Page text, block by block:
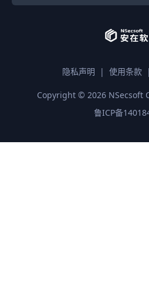
隐私声明 | 使用条款
Copyright © 2026NSecsoft
鲁ICP备